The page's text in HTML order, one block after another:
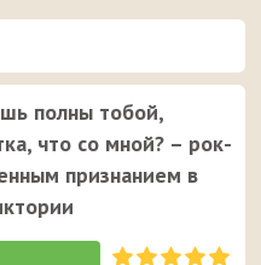
полны тобой,
что со мной? – рок-
признанием в